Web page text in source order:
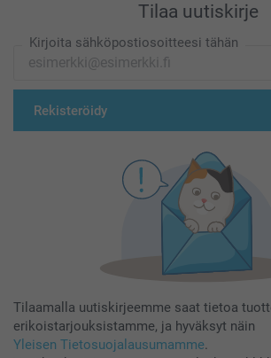
Tilaa uutiskirje
Kirjoita sähköpostiosoitteesi tähän
Rekisteröidy
Tilaamalla uutiskirjeemme saat tietoa
erikoistarjouksistamme, ja hyväksyt näin
Yleisen Tietosuojalausumamme.